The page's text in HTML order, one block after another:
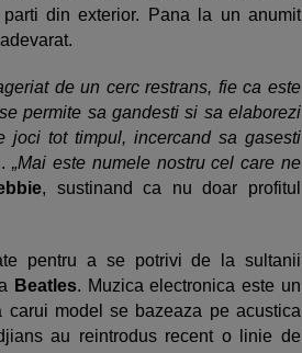
din exterior. Pana la un anumit
de un cerc restrans, fie ca este
permite sa gandesti si sa elaborezi
tot timpul, incercand sa gasesti
.„Mai este numele nostru cel care ne
, sustinand ca nu doar profitul
pentru a se potrivi de la sultanii
Beatles. Muzica electronica este un
model se bazeaza pe acustica
au reintrodus recent o linie de